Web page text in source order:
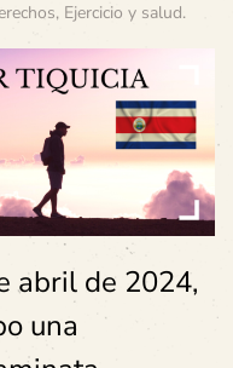
, Ejercicio y salud.
abril de 2024,
una